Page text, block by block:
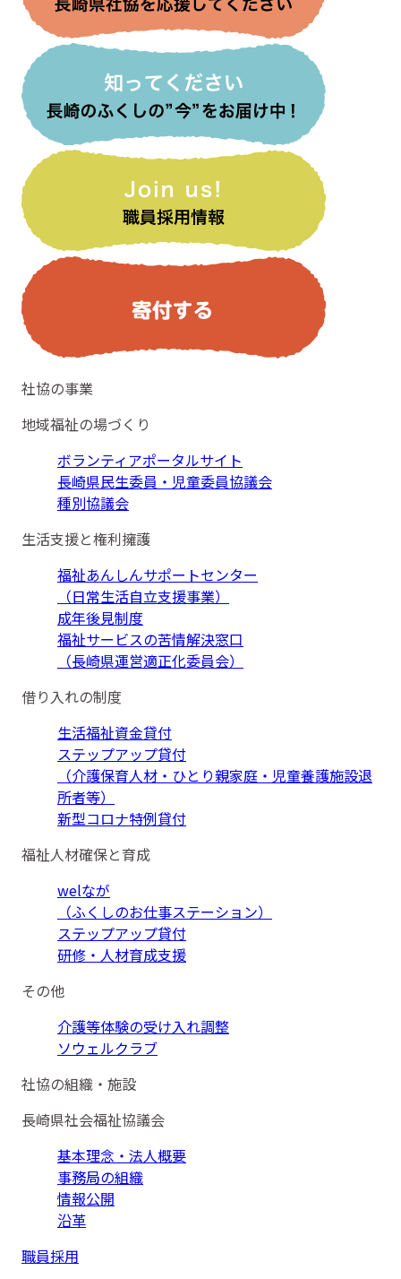
社協の事業
地域福祉の場づくり
ボランティアポータルサイト
長崎県民生委員・児童委員協議会
種別協議会
生活支援と権利擁護
福祉あんしんサポートセンター
（日常生活自立支援事業）
成年後見制度
福祉サービスの苦情解決窓口
（長崎県運営適正化委員会）
借り入れの制度
生活福祉資金貸付
ステップアップ貸付
（介護保育人材・ひとり親家庭・児童養護施設退
所者等）
新型コロナ特例貸付
福祉人材確保と育成
welなが
（ふくしのお仕事ステーション）
ステップアップ貸付
研修・人材育成支援
その他
介護等体験の受け入れ調整
ソウェルクラブ
社協の組織・施設
長崎県社会福祉協議会
基本理念・法人概要
事務局の組織
情報公開
沿革
職員採用